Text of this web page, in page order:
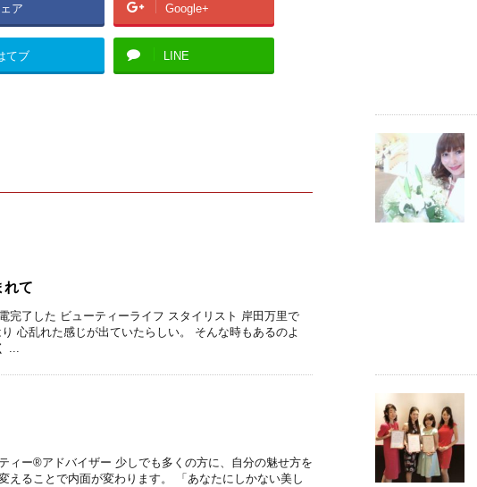
ア Google+
てブ LINE
れて
完了した ビューティーライフ スタイリスト 岸田万里で
心乱れた感じが出ていたらしい。 そんな時もあるのよ
...
ィー®アドバイザー 少しでも多くの方に、自分の魅せ方を
えることで内面が変わります。 「あなたにしかない美し